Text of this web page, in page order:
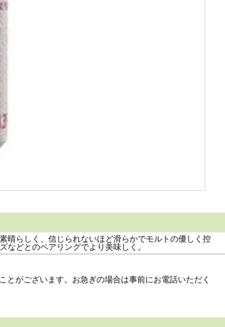
晴らしく、信じられないほど滑らかでモルトの優しく控
などとのペアリングでより美味しく。
がございます。お急ぎの場合は事前にお電話いただく